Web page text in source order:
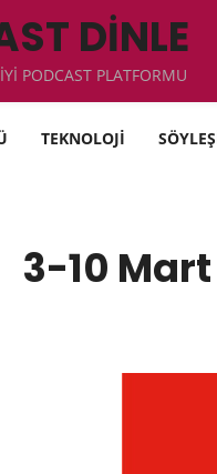
DİNLE
PODCAST PLATFORMU
TEKNOLOJİ
3-10